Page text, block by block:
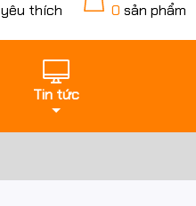
yêu thích
0 sản phẩm
Tin tức